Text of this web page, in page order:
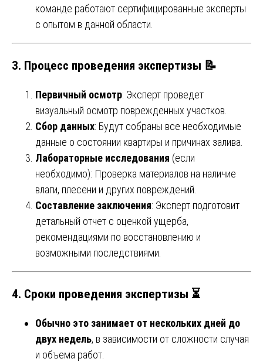
команде работают сертифицированные эксперты
с опытом в данной области.
3. Процесс проведения экспертизы 📝
Первичный осмотр: Эксперт проведет
визуальный осмотр поврежденных участков.
Сбор данных: Будут собраны все необходимые
данные о состоянии квартиры и причинах залива.
Лабораторные исследования (если
необходимо): Проверка материалов на наличие
влаги, плесени и других повреждений.
Составление заключения: Эксперт подготовит
детальный отчет с оценкой ущерба,
рекомендациями по восстановлению и
возможными последствиями.
4. Сроки проведения экспертизы ⏳
Обычно это занимает от нескольких дней до
двух недель, в зависимости от сложности случая
и объема работ.